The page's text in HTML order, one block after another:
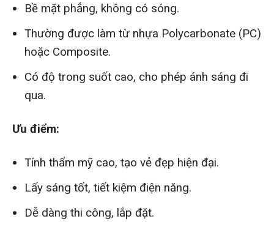
Bề mặt phẳng, không có sóng.
Thường được làm từ nhựa Polycarbonate (PC)
hoặc Composite.
Có độ trong suốt cao, cho phép ánh sáng đi
qua.
Ưu điểm:
Tính thẩm mỹ cao, tạo vẻ đẹp hiện đại.
Lấy sáng tốt, tiết kiệm điện năng.
Dễ dàng thi công, lắp đặt.